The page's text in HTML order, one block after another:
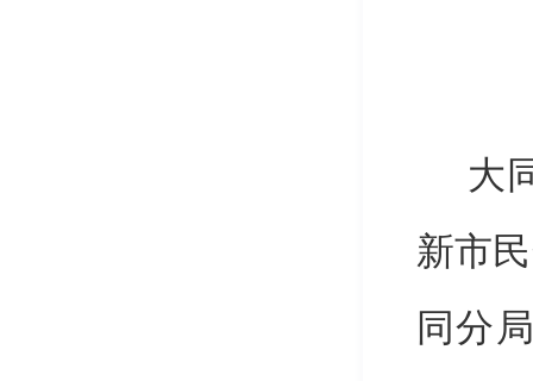
大
新市
同分